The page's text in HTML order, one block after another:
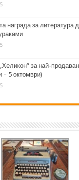
награда за литература
за най-
– 5 октомври)